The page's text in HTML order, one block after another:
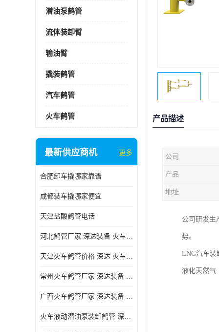
潜油泵鹤管
流体装卸臂
输油臂
撬装鹤管
汽车鹤管
火车鹤管
最新供应商机 更多
合肥卸车撬哪家靠谱
成都装车撬哪家便宜
天津盐酸鹤管电话
河北鹤管厂家 深达装备 火车液动潜油泵装卸鹤管
天津火车鹤管价格 深达 火车鹤管系列
常州火车鹤管厂家 深达装备 火车鹤管系列
广西火车鹤管厂家 深达装备 火车鹤管系列
火车液动潜油泵装卸鹤管 深达装备 安徽火车鹤管厂家
产品描述
公司
产品
地址
公司研发生
势。
LNG汽车装
液化天然气